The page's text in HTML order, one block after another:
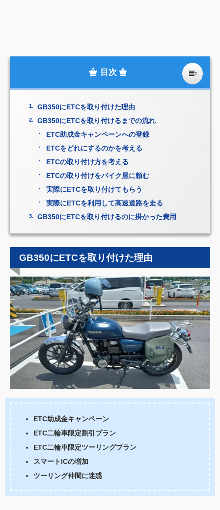
GB350にETCを取り付けた理由
GB350にETCを取り付けるまでの流れ
ETC助成金キャンペーンへの登録
ETCをどれにするのかを考える
ETCの取り付け方を考える
ETCの取り付けをバイク屋に頼む
実際にETCを取り付けてもらう
実際にETCを利用して高速道路を走る
GB350にETCを取り付けるのに掛かった費用
GB350にETCを取り付けた理由
ETC助成金キャンペーン
ETC二輪車限定割引プラン
ETC二輪車限定ツーリングプラン
スマートICの増加
ツーリング仲間に迷惑